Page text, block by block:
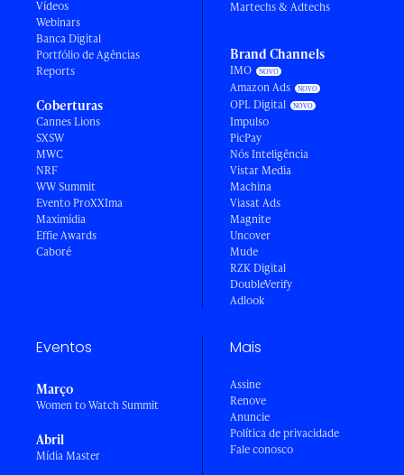
Vídeos
Webinars
Banca Digital
Portfólio de Agências
Reports
Coberturas
Cannes Lions
SXSW
MWC
NRF
WW Summit
Evento ProXXIma
Maximídia
Effie Awards
Caboré
Martechs & Adtechs
Brand Channels
IMO
Amazon Ads
OPL Digital
Impulso
PicPay
Nós Inteligência
Vistar Media
Machina
Viasat Ads
Magnite
Uncover
Mude
RZK Digital
DoubleVerify
Adlook
Eventos
Março
Women to Watch Summit
Abril
Mídia Master
Mais
Assine
Renove
Anuncie
Política de privacidade
Fale conosco